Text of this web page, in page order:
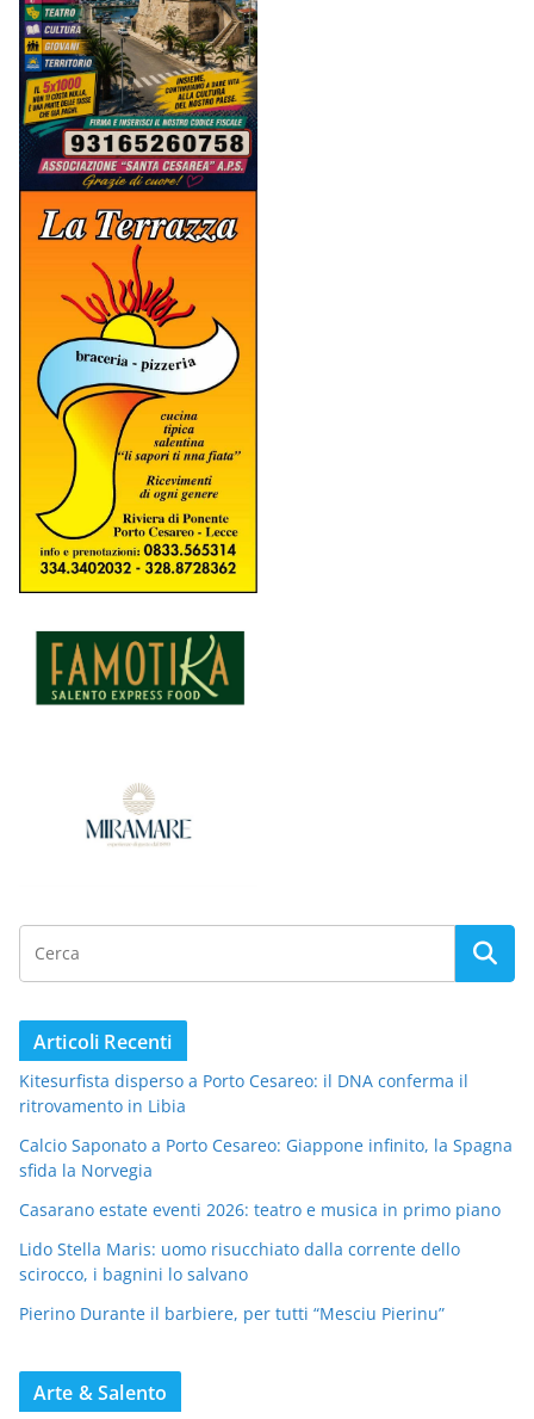
Articoli Recenti
Kitesurfista disperso a Porto Cesareo: il DNA conferma il
ritrovamento in Libia
Calcio Saponato a Porto Cesareo: Giappone infinito, la Spagna
sfida la Norvegia
Casarano estate eventi 2026: teatro e musica in primo piano
Lido Stella Maris: uomo risucchiato dalla corrente dello
scirocco, i bagnini lo salvano
Pierino Durante il barbiere, per tutti “Mesciu Pierinu”
Arte & Salento